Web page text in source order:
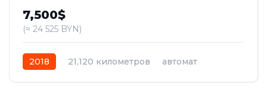
7,500$
(≈ 24 525 BYN)
2018 21,120 километров
автомат